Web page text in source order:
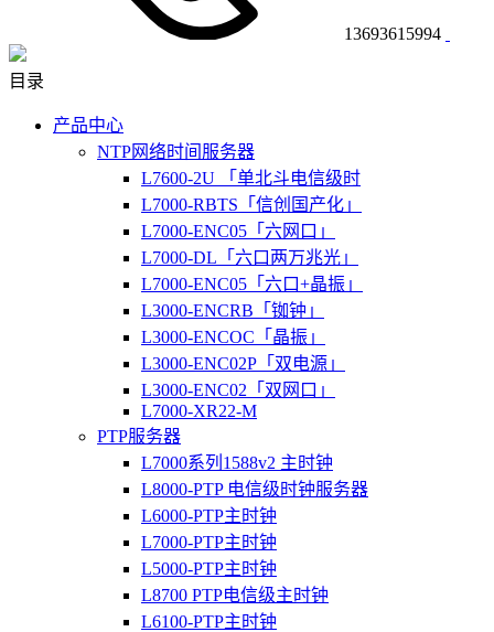
13693615994
目录
产品中心
NTP网络时间服务器
L7600-2U 「单北斗电信级时
L7000-RBTS「信创国产化」
L7000-ENC05「六网口」
L7000-DL「六口两万兆光」
L7000-ENC05「六口+晶振」
L3000-ENCRB「铷钟」
L3000-ENCOC「晶振」
L3000-ENC02P「双电源」
L3000-ENC02「双网口」
L7000-XR22-M
PTP服务器
L7000系列1588v2 主时钟
L8000-PTP 电信级时钟服务器
L6000-PTP主时钟
L7000-PTP主时钟
L5000-PTP主时钟
L8700 PTP电信级主时钟
L6100-PTP主时钟